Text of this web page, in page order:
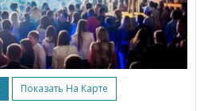
Показать На Карте